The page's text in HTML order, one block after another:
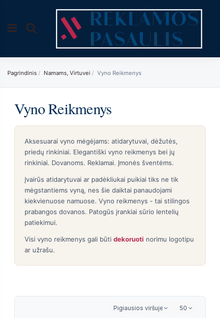
Pagrindinis Namams, Virtuvei Vyno Reikmenys
Vyno Reikmenys
Aksesuarai vyno mėgėjams: atidarytuvai, dėžutės,
priedų rinkiniai. Elegantiški vyno reikmenys bei jų
rinkiniai. Dovanoms. Reklamai. Įmonės šventėms.
Įvairūs atidarytuvai ar padėkliukai puikiai tiks ne tik
mėgstantiems vyną, nes šie daiktai panaudojami
kiekvienuose namuose. Vyno reikmenys - tai stilingos
prabangos dovanos. Patogūs įrankiai sūrio lentelių
patiekimui.
Visi vyno reikmenys gali būti dekoruoti norimu logotipu
ar užrašu.
Pigiausios viršuje 50